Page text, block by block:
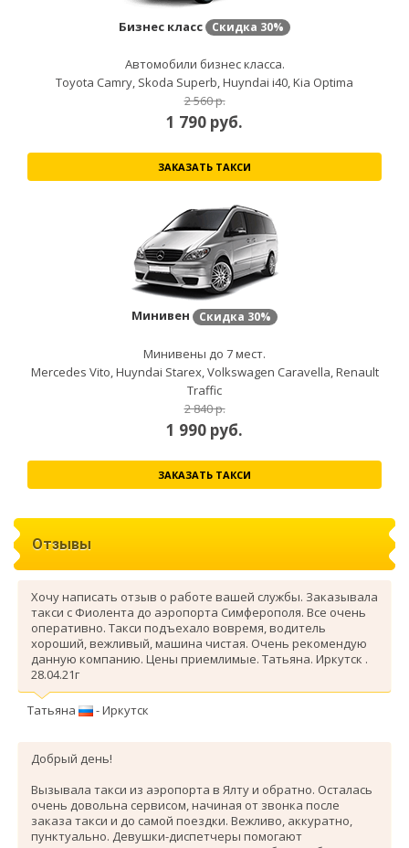
Бизнес класс Скидка 30%
Автомобили бизнес класса.
Toyota Camry, Skoda Superb, Huyndai i40, Kia Optima
2 560 р.
1 790 руб.
ЗАКАЗАТЬ ТАКСИ
Минивен Скидка 30%
Минивены до 7 мест.
Mercedes Vito, Huyndai Starex, Volkswagen Caravella, Renault
Traffic
2 840 р.
1 990 руб.
ЗАКАЗАТЬ ТАКСИ
Отзывы
Хочу написать отзыв о работе вашей службы. Заказывала
такси с Фиолента до аэропорта Симферополя. Все очень
оперативно. Такси подъехало вовремя, водитель
хороший, вежливый, машина чистая. Очень рекомендую
данную компанию. Цены приемлимые. Татьяна. Иркутск .
28.04.21г
Татьяна - Иркутск
Добрый день!
Вызывала такси из аэропорта в Ялту и обратно. Осталась
очень довольна сервисом, начиная от звонка после
заказа такси и до самой поездки. Вежливо, аккуратно,
пунктуально. Девушки-диспетчеры помогают